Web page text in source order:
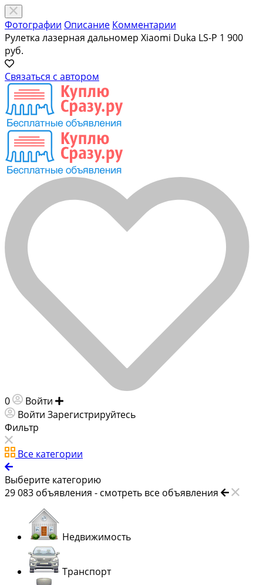
Фотографии Описание Комментарии
Рулетка лазерная дальномер Xiaomi Duka LS-P 1 900
руб.
Связаться с автором
0 Войти
Войти Зарегистрируйтесь
Фильтр
Все категории
Выберите категорию
29 083 объявления - смотреть все объявления
Недвижимость
Транспорт